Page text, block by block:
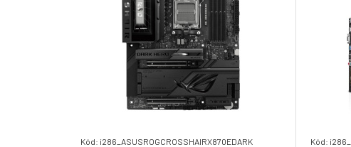
Kód: i286_ASUSROGCROSSHAIRX870EDARK Kód: